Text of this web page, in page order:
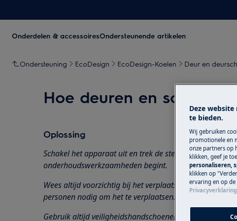
Onderdelen & accessoiresOndersteunende artikelen
Ondersteuning EcoDesign EcoDesign-Koelen Deur en
Hoe deuren en
Oplossing
Schakel het apparaat uit en trek de stekker uit het
onderhoudswerkzaamhedenbegint.
Wees altijd voorzichtig bij het verplaatsen van
personen nodig om het te verplaatsen.
Gebruik altijd veiligheidshandschoenen en gesloten
Deze
te bieden.
Wij gebruiken
promotionele en
onze partners op
klikken, geef je
personaliseren,
klikken op
ervaring en op
Privacyverklaring